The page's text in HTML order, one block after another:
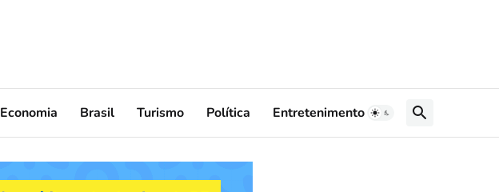
Economia Brasil Turismo Política Entretenimento